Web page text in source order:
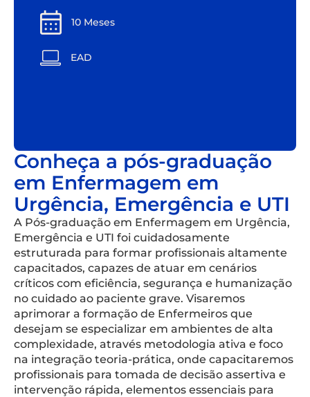
10 Meses
EAD
Conheça a pós-graduação
em Enfermagem em
Urgência, Emergência e UTI
A Pós-graduação em Enfermagem em Urgência,
Emergência e UTI foi cuidadosamente
estruturada para formar profissionais altamente
capacitados, capazes de atuar em cenários
críticos com eficiência, segurança e humanização
no cuidado ao paciente grave. Visaremos
aprimorar a formação de Enfermeiros que
desejam se especializar em ambientes de alta
complexidade, através metodologia ativa e foco
na integração teoria-prática, onde capacitaremos
profissionais para tomada de decisão assertiva e
intervenção rápida, elementos essenciais para